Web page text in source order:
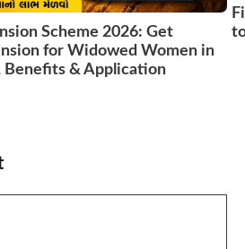
Scheme 2026: Get
for Widowed Women in
Benefits & Application